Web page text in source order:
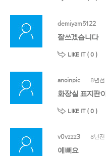
demiyam5122
잘쓰겠습니다
LIKE IT ( 0 )
anoinpic 8년전
LIKE IT ( 0 )
v0vzzz3 8년전
예뻐요